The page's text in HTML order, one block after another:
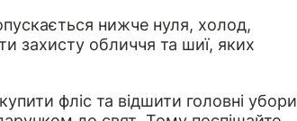
нижче нуля, холод,
захисту обличчя та шиї, яких
фліс та відшити головні убори